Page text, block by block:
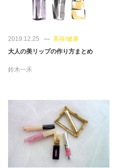
2019.12.25
美容/健康
大人の美リップの作り方まとめ
鈴木一禾